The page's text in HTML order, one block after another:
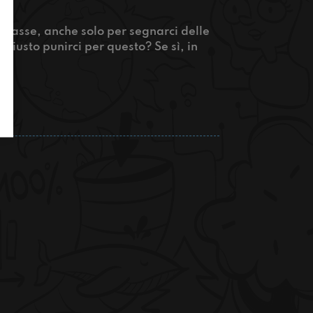
anche solo per segnarci delle
punirci per questo? Se sì, in